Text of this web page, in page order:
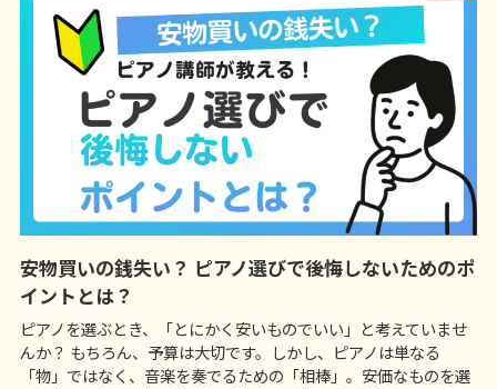
安物買いの銭失い？ ピアノ選びで後悔しないためのポ
イントとは？
ピアノを選ぶとき、「とにかく安いものでいい」と考えていませ
んか？ もちろん、予算は大切です。しかし、ピアノは単なる
「物」ではなく、音楽を奏でるための「相棒」。安価なものを選